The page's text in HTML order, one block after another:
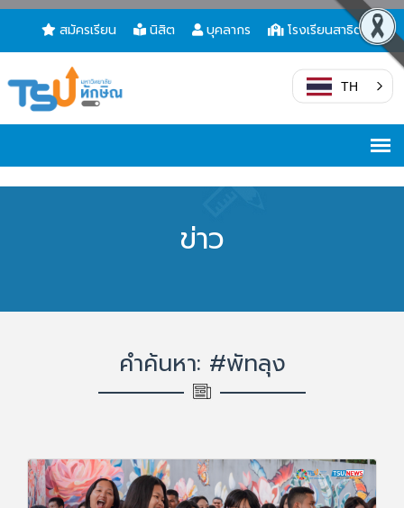
สมัครเรียน นิสิต บุคลากร โรงเรียนสาธิต
TH
ข่าว
คำค้นหา: #พัทลุง